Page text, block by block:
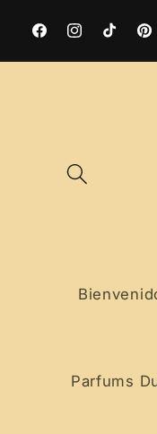
directamente
al contenido
FacebookInstagram
TikTok
gratuita en
Parfums